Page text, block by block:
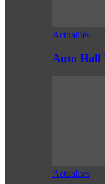
Actualités
Auto Hall
Actualités